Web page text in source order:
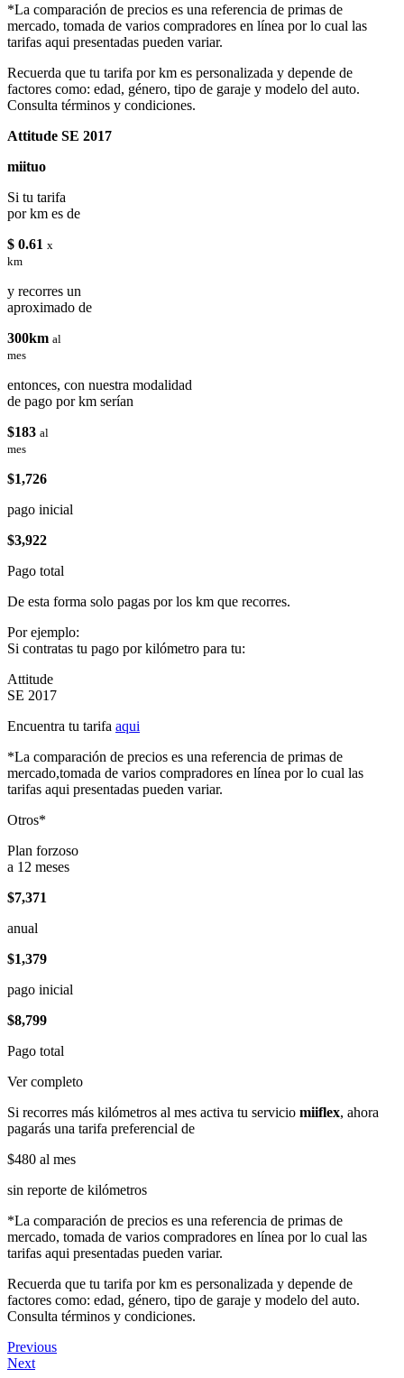
*La comparación de precios es una referencia de primas de
mercado, tomada de varios compradores en línea por lo cual las
tarifas aqui presentadas pueden variar.
Recuerda que tu tarifa por km es personalizada y depende de
factores como: edad, género, tipo de garaje y modelo del auto.
Consulta términos y condiciones.
Attitude SE 2017
miituo
Si tu tarifa
por km es de
$ 0.61 x
km
y recorres un
aproximado de
300km al
mes
entonces, con nuestra modalidad
de pago por km serían
$183 al
mes
$1,726
pago inicial
$3,922
Pago total
De esta forma solo pagas por los km que recorres.
Por ejemplo:
Si contratas tu pago por kilómetro para tu:
Attitude
SE 2017
Encuentra tu tarifa aqui
*La comparación de precios es una referencia de primas de
mercado,tomada de varios compradores en línea por lo cual las
tarifas aqui presentadas pueden variar.
Otros*
Plan forzoso
a 12 meses
$7,371
anual
$1,379
pago inicial
$8,799
Pago total
Ver completo
Si recorres más kilómetros al mes activa tu servicio miiflex, ahora
pagarás una tarifa preferencial de
$480 al mes
sin reporte de kilómetros
*La comparación de precios es una referencia de primas de
mercado, tomada de varios compradores en línea por lo cual las
tarifas aqui presentadas pueden variar.
Recuerda que tu tarifa por km es personalizada y depende de
factores como: edad, género, tipo de garaje y modelo del auto.
Consulta términos y condiciones.
Previous
Next